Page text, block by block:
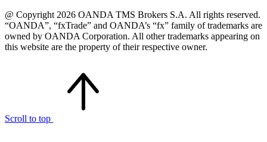
@ Copyright 2026 OANDA TMS Brokers S.A. All rights reserved.
“OANDA”, “fxTrade” and OANDA’s “fx” family of trademarks are
owned by OANDA Corporation. All other trademarks appearing on
this website are the property of their respective owner.
Scroll to top